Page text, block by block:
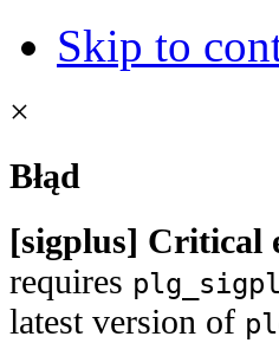
Skip to
×
Błąd
[sigplus] Critical
requires
latest version of